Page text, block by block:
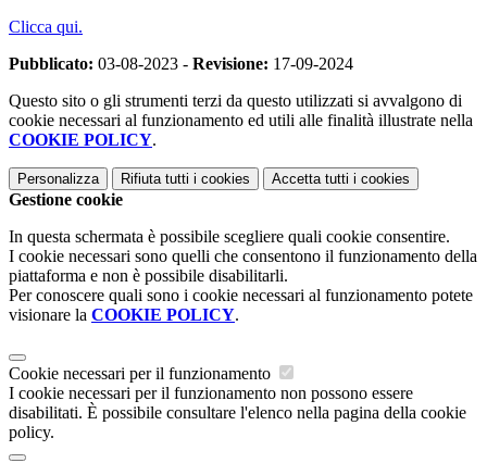
Clicca qui.
Pubblicato: 03-08-2023 - Revisione: 17-09-2024
Questo sito o gli strumenti terzi da questo utilizzati si avvalgono di
cookie necessari al funzionamento ed utili alle finalità illustrate nella
COOKIE POLICY.
Personalizza Rifiuta tutti i cookies Accetta tutti i cookies
Gestione cookie
In questa schermata è possibile scegliere quali cookie consentire.
I cookie necessari sono quelli che consentono il funzionamento della
piattaforma e non è possibile disabilitarli.
Per conoscere quali sono i cookie necessari al funzionamento potete
visionare la COOKIE POLICY.
Cookie necessari per il funzionamento
I cookie necessari per il funzionamento non possono essere
disabilitati. È possibile consultare l'elenco nella pagina della cookie
policy.